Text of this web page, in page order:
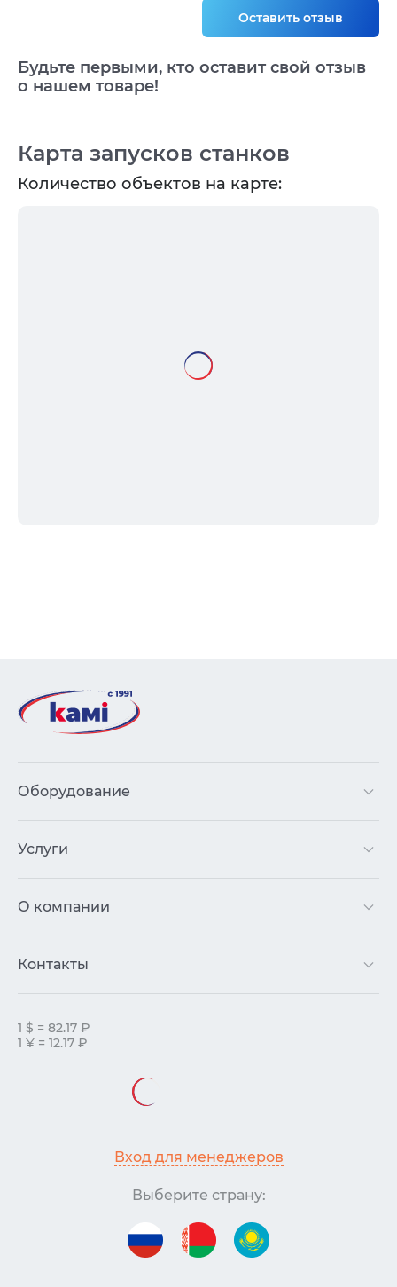
Карта запусков станков
Количество объектов на карте:
Оставить отзыв
Будьте первыми, кто оставит свой отзыв
о нашем товаре!
Оборудование
Услуги
О компании
Контакты
1 $ = 82.17 ₽
1 ¥ = 12.17 ₽
Вход для менеджеров
Выберите страну: